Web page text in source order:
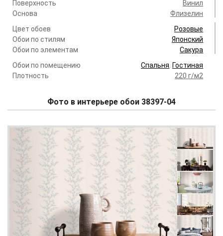
Поверхность
Винил
Основа
Флизелин
Цвет обоев
Розовые
Обои по стилям
Японский
Обои по элементам
Сакура
Обои по помещению
Спальня. Гостиная
Плотность
220 г/м2
Фото в интерьере обои 38397-04